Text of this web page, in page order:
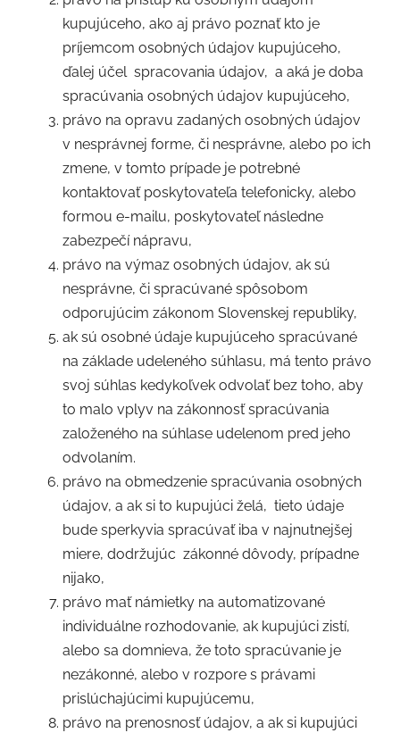
kupujúceho, ako aj právo poznať kto je
príjemcom osobných údajov kupujúceho,
ďalej účel spracovania údajov, a aká je doba
spracúvania osobných údajov kupujúceho,
právo na opravu zadaných osobných údajov
v nesprávnej forme, či nesprávne, alebo po ich
zmene, v tomto prípade je potrebné
kontaktovať poskytovateľa telefonicky, alebo
formou e-mailu, poskytovateľ následne
zabezpečí nápravu,
právo na výmaz osobných údajov, ak sú
nesprávne, či spracúvané spôsobom
odporujúcim zákonom Slovenskej republiky,
ak sú osobné údaje kupujúceho spracúvané
na základe udeleného súhlasu, má tento právo
svoj súhlas kedykoľvek odvolať bez toho, aby
to malo vplyv na zákonnosť spracúvania
založeného na súhlase udelenom pred jeho
odvolaním.
právo na obmedzenie spracúvania osobných
údajov, a ak si to kupujúci želá, tieto údaje
bude sperkyvia spracúvať iba v najnutnejšej
miere, dodržujúc zákonné dôvody, prípadne
nijako,
právo mať námietky na automatizované
individuálne rozhodovanie, ak kupujúci zistí,
alebo sa domnieva, že toto spracúvanie je
nezákonné, alebo v rozpore s právami
prislúchajúcimi kupujúcemu,
právo na prenosnosť údajov, a ak si kupujúci